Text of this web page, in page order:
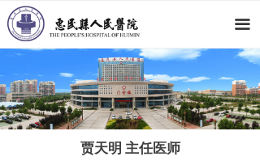
끀
网站首页
医院概况
新闻动态
科室导航
贾天明 主任医师